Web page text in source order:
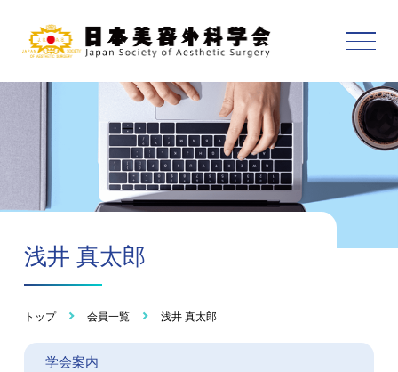
浅井 真太郎
トップ 会員一覧 浅井 真太郎
学会案内